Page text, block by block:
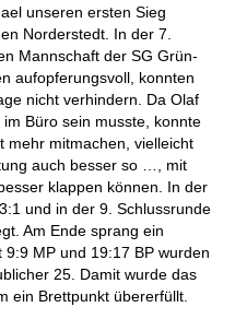
unseren ersten Sieg
Norderstedt. In der 7.
Mannschaft der SG Grün-
aufopferungsvoll, konnten
nicht verhindern. Da Olaf
Büro sein musste, konnte
mehr mitmachen, vielleicht
auch besser so …, mit
klappen können. In der
und in der 9. Schlussrunde
Am Ende sprang ein
MP und 19:17 BP wurden
25. Damit wurde das
ein Brettpunkt übererfüllt.